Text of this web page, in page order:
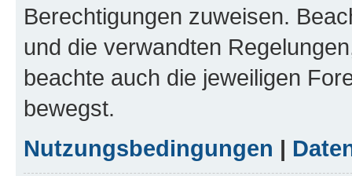
Berechtigungen zuweisen.
und die verwandten
beachte auch die jeweiligen
bewegst.
Nutzungsbedingungen |